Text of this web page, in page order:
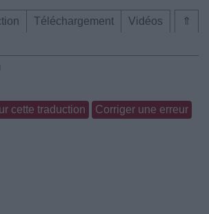
⇑
Téléchargement
Vidéos
cette traduction Corriger une erreur